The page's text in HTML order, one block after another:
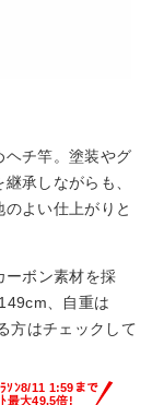
ヘチ竿。塗装やグ
承しながらも、
よい仕上がりと
ーボン素材を採
、自重は
方はチェックして